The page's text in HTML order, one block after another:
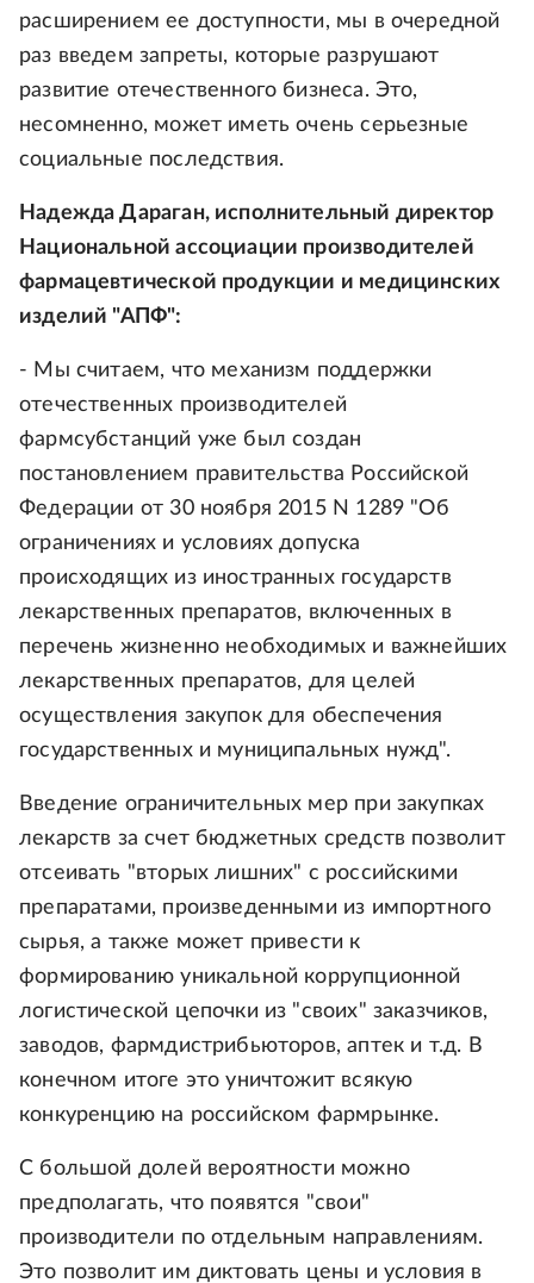
расширением ее доступности, мы в очередной
раз введем запреты, которые разрушают
развитие отечественного бизнеса. Это,
несомненно, может иметь очень серьезные
социальные последствия.
Надежда Дараган, исполнительный директор
Национальной ассоциации производителей
фармацевтической продукции и медицинских
изделий "АПФ":
- Мы считаем, что механизм поддержки
отечественных производителей
фармсубстанций уже был создан
постановлением правительства Российской
Федерации от 30 ноября 2015 N 1289 "Об
ограничениях и условиях допуска
происходящих из иностранных государств
лекарственных препаратов, включенных в
перечень жизненно необходимых и важнейших
лекарственных препаратов, для целей
осуществления закупок для обеспечения
государственных и муниципальных нужд".
Введение ограничительных мер при закупках
лекарств за счет бюджетных средств позволит
отсеивать "вторых лишних" с российскими
препаратами, произведенными из импортного
сырья, а также может привести к
формированию уникальной коррупционной
логистической цепочки из "своих" заказчиков,
заводов, фармдистрибьюторов, аптек и т.д. В
конечном итоге это уничтожит всякую
конкуренцию на российском фармрынке.
С большой долей вероятности можно
предполагать, что появятся "свои"
производители по отдельным направлениям.
Это позволит им диктовать цены и условия в